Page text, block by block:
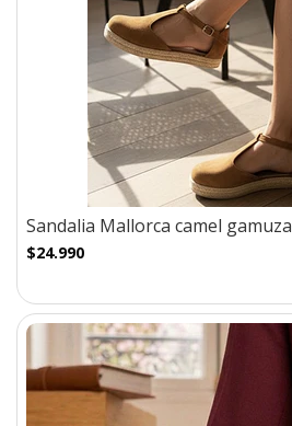
Sandalia Mallorca camel gamuza
$24.990